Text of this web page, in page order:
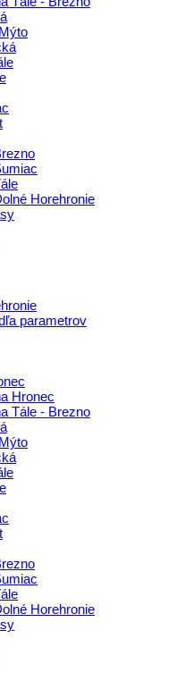
Horehronie
parametrov
Hronec
Tále - Brezno
Horehronie